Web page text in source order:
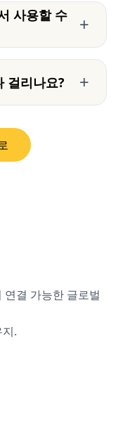
사용할 수
+
걸리나요? +
결 가능한 글로벌
.